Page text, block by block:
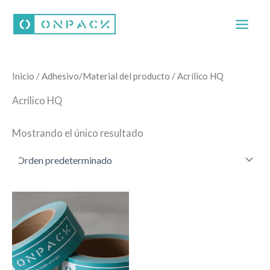
contenido
Inicio / Adhesivo/Material del producto / Acrílico HQ
Acrílico HQ
Mostrando el único resultado
producto
tiene
múltiples
variantes.